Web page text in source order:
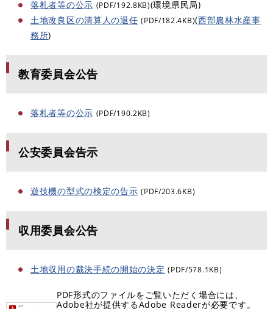
落札者等の公示 (PDF/192.8KB)(環境県民局)
土地改良区の清算人の退任 (PDF/182.4KB)(西部農林水産事
務所)
教育委員会公告
落札者等の公示 (PDF/190.2KB)
公安委員会告示
遊技機の型式の検定の告示 (PDF/203.6KB)
収用委員会公告
土地収用の裁決手続の開始の決定 (PDF/578.1KB)
PDF形式のファイルをご覧いただく場合には、
Adobe社が提供するAdobe Readerが必要です。